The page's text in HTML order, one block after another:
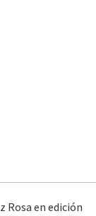
Rosa en edición